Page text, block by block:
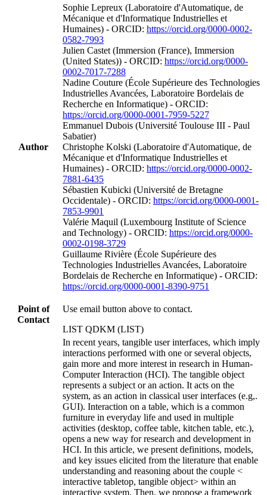
Author
Sophie Lepreux (Laboratoire d'Automatique, de
Mécanique et d'Informatique Industrielles et
Humaines) - ORCID: https://orcid.org/0000-0002-
0582-7993
Julien Castet (Immersion (France), Immersion
(United States)) - ORCID: https://orcid.org/0000-
0002-7017-7288
Nadine Couture (École Supérieure des Technologies
Industrielles Avancées, Laboratoire Bordelais de
Recherche en Informatique) - ORCID:
https://orcid.org/0000-0001-7959-5227
Emmanuel Dubois (Université Toulouse III - Paul
Sabatier)
Christophe Kolski (Laboratoire d'Automatique, de
Mécanique et d'Informatique Industrielles et
Humaines) - ORCID: https://orcid.org/0000-0002-
7881-6435
Sébastien Kubicki (Université de Bretagne
Occidentale) - ORCID: https://orcid.org/0000-0001-
7853-9901
Valérie Maquil (Luxembourg Institute of Science
and Technology) - ORCID: https://orcid.org/0000-
0002-0198-3729
Guillaume Rivière (École Supérieure des
Technologies Industrielles Avancées, Laboratoire
Bordelais de Recherche en Informatique) - ORCID:
https://orcid.org/0000-0001-8390-9751
Point of
Contact
Use email button above to contact.
LIST QDKM (LIST)
In recent years, tangible user interfaces, which imply
interactions performed with one or several objects,
gain more and more interest in research in Human-
Computer Interaction (HCI). The tangible object
represents a subject or an action. It acts on the
system, as an action in classical user interfaces (e.g,.
GUI). Interaction on a table, which is a common
furniture in everyday life and used in multiple
activities (desktop, coffee table, kitchen table, etc.),
opens a new way for research and development in
HCI. In this article, we present definitions, models,
and key issues elicited from the literature that enable
understanding and reasoning about the couple <
interactive tabletop, tangible object> within an
interactive system. Then, we propose a framework